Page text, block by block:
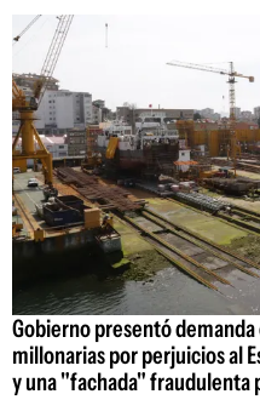
Gobierno presentó
millonarias por perjuicios al
y una "fachada" fraudulenta